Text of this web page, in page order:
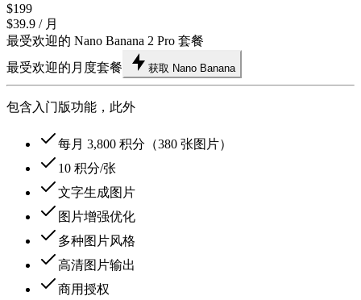
$199
$39.9 / 月
最受欢迎的 Nano Banana 2 Pro 套餐
最受欢迎的月度套餐
获取 Nano Banana
包含入门版功能，此外
每月 3,800 积分（380 张图片）
10 积分/张
文字生成图片
图片增强优化
多种图片风格
高清图片输出
商用授权